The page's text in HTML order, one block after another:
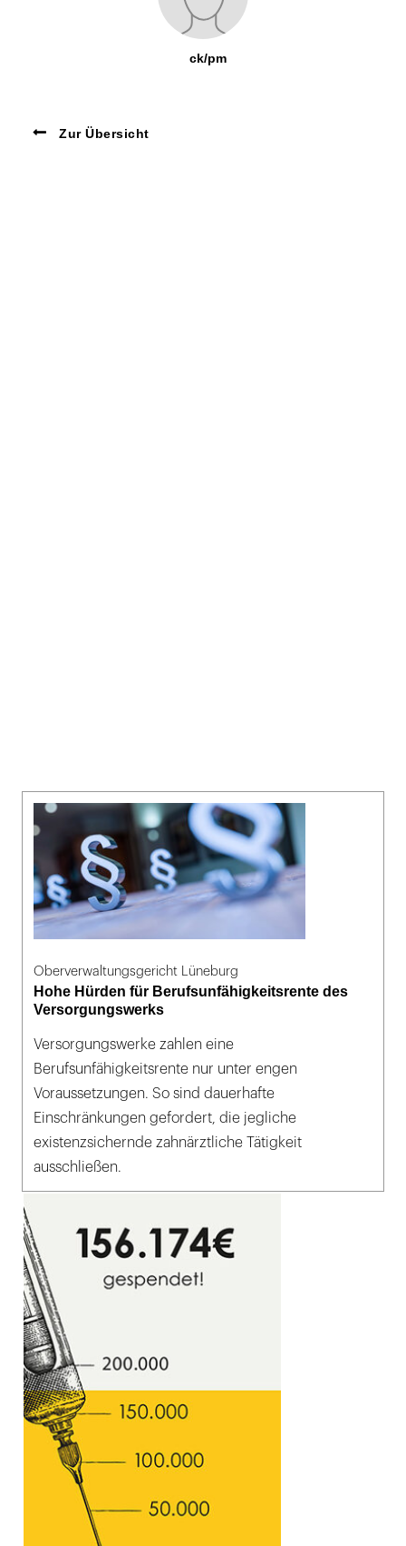
ck/pm
Zur Übersicht
Oberverwaltungsgericht Lüneburg
Hohe Hürden für Berufsunfähigkeitsrente des
Versorgungswerks
Versorgungswerke zahlen eine
Berufsunfähigkeitsrente nur unter engen
Voraussetzungen. So sind dauerhafte
Einschränkungen gefordert, die jegliche
existenzsichernde zahnärztliche Tätigkeit
ausschließen.